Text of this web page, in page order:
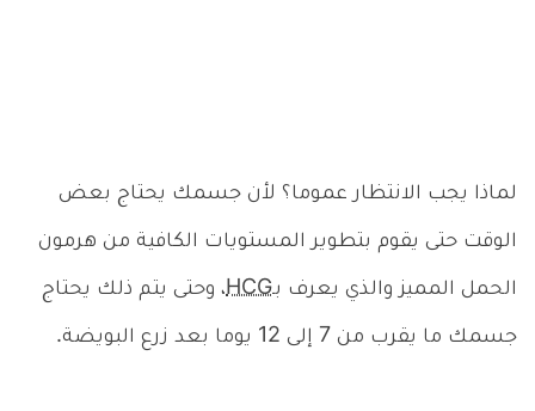
لماذا يجب الانتظار عموما؟ لأن جسمك يحتاج بعض
الوقت حتى يقوم بتطوير المستويات الكافية من هرمون
الحمل المميز والذي يعرف بـHCG، وحتى يتم ذلك يحتاج
جسمك ما يقرب من 7 إلى 12 يوما بعد زرع البويضة.